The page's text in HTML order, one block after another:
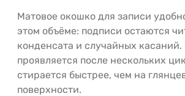
Матовое окошко для записи
этом объёме: подписи остаются
конденсата и случайных
проявляется после нескольких
стирается быстрее, чем на
поверхности.